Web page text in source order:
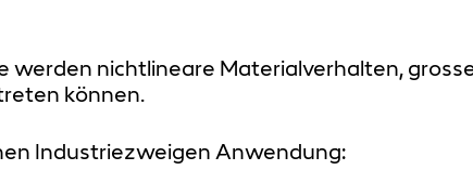
werden nichtlineare Materialverhalten,
können.
Industriezweigen Anwendung: